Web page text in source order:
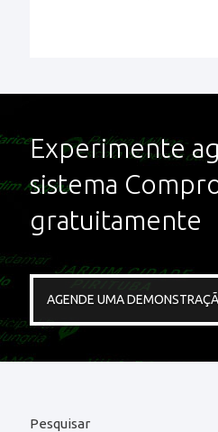
Experimente
sistema
gratuitamente
AGENDE UMA
Pesquisar